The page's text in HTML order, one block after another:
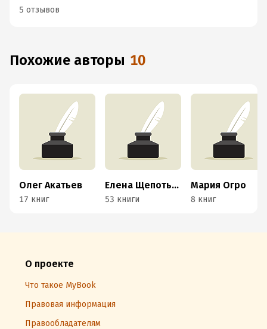
5 отзывов
Похожие авторы 10
Олег Акатьев
17 книг
Елена Щепотьева
53 книги
Мария Огро
8 книг
О проекте
Что такое MyBook
Правовая информация
Правообладателям